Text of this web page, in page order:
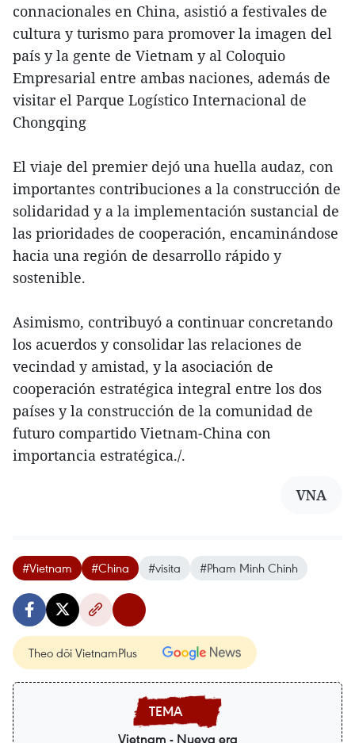
connacionales en China, asistió a festivales de
cultura y turismo para promover la imagen del
país y la gente de Vietnam y al Coloquio
Empresarial entre ambas naciones, además de
visitar el Parque Logístico Internacional de
Chongqing
El viaje del premier dejó una huella audaz, con
importantes contribuciones a la construcción de
solidaridad y a la implementación sustancial de
las prioridades de cooperación, encaminándose
hacia una región de desarrollo rápido y
sostenible.
Asimismo, contribuyó a continuar concretando
los acuerdos y consolidar las relaciones de
vecindad y amistad, y la asociación de
cooperación estratégica integral entre los dos
países y la construcción de la comunidad de
futuro compartido Vietnam-China con
importancia estratégica./.
VNA
#Vietnam #China #visita #Pham Minh Chinh
Theo dõi VietnamPlus
Vietnam - Nueva era